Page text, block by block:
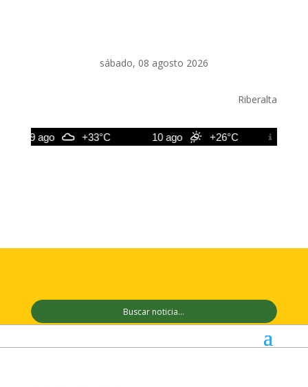
sábado, 08 agosto 2026
Riberalta
9 ago +33°C 10 ago +26°C 11 ago